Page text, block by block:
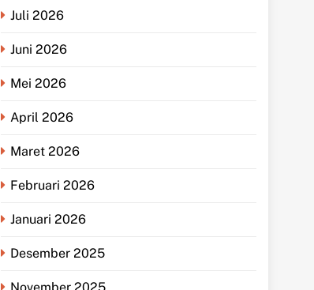
Juli 2026
Juni 2026
Mei 2026
April 2026
Maret 2026
Februari 2026
Januari 2026
Desember 2025